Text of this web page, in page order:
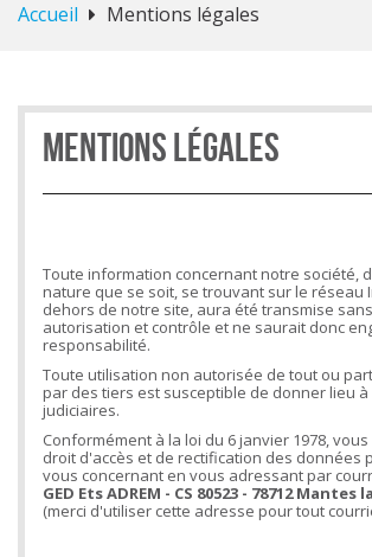
Accueil Mentions légales
Mentions légales
Toute information concernant notre société,
nature que se soit, se trouvant sur le réseau
dehors de notre site, aura été transmise
autorisation et contrôle et ne saurait donc
responsabilité.
Toute utilisation non autorisée de tout ou
par des tiers est susceptible de donner lieu
judiciaires.
Conformément à la loi du 6 janvier 1978,
droit d'accès et de rectification des données
vous concernant en vous adressant par
GED Ets ADREM - CS 80523 - 78712 Mantes
(merci d'utiliser cette adresse pour tout